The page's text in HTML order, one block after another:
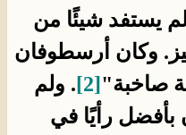
لم يستفد شيئًا من
وكان أرسطوفان
صاخبة"[2]
. ولم
بأفضل رأيًا في